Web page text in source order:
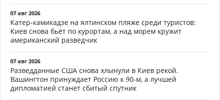
07 авг 2026
Катер-камикадзе на ялтинском пляже среди туристов:
Киев снова бьёт по курортам, а над морем кружит
американский разведчик
07 авг 2026
Разведданные США снова хлынули в Киев рекой.
Вашингтон принуждает Россию к 90-м, а лучшей
дипломатией станет сбитый спутник